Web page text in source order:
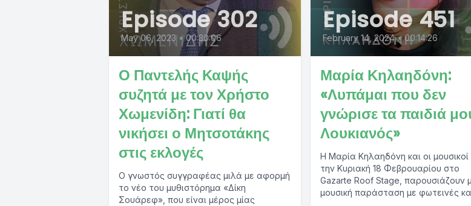
Episode 302
May 06, 2023 • 00:30:06
Ο Παντελής Καψής
συζητά με τον Χρήστο
Χωμενίδη: Γιατί θα
νικήσει ο Μητσοτάκης
στις εκλογές
Ο γνωστός συγγραφέας μιλά με αφορμή
το νέο του μυθιστόρημα «Δίκη
Σουάρεφ», που είναι μέρος μίας
Episode 451
February 14, 2024 • 00:14:26
Μαρία Κηλαηδόνη:
«Λυπάμαι που δεν
γνώρισε τα παιδιά
Λουκιανός»
Η Μαρία Κηλαηδόνη και οι μουσικοί
την Κυριακή 18 Φεβρουαρίου στο
Gazarte Roof Stage, παρουσιάζουν
μουσική παράσταση με φωτεινές